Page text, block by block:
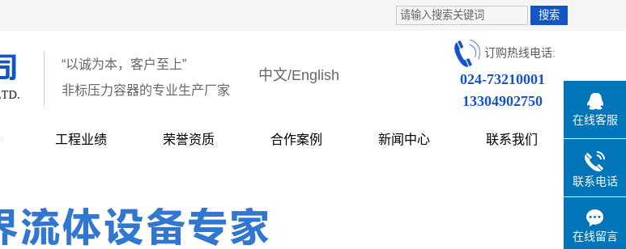
“以诚为本，客户至上”
非标压力容器的专业生产厂家
中文/English
订购热线电话:
024-73210001
13304902750
工程业绩 荣誉资质 合作案例 新闻中心 联系我们
在线客服
联系电话
在线留言